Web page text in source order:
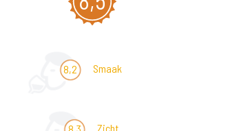
8,2 Smaak
Zicht